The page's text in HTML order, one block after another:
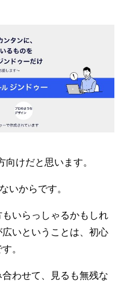
けだと思います。
いからです。
もいらっしゃるかもしれ
いということは、初心
。
わせて、見るも無残な